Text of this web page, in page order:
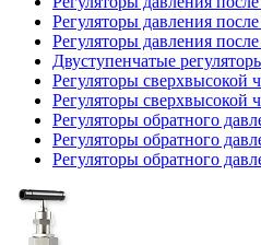
Регуляторы давления
Регуляторы давления
Двуступенчатые
Регуляторы сверхвысокой
Регуляторы сверхвысокой
Регуляторы обратного
Регуляторы обратного
Регуляторы обратного